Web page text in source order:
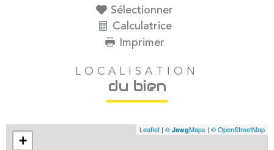
Sélectionner
Calculatrice
Imprimer
LOCALISATION
du bien
+
Leaflet | © JawgMaps | © OpenStreetMap